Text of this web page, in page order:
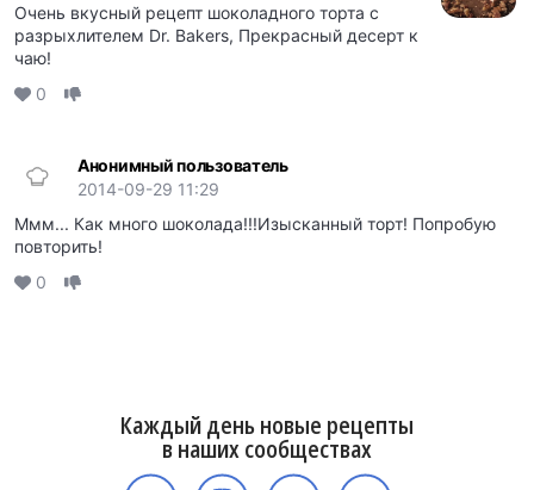
Очень вкусный рецепт шоколадного торта с
разрыхлителем Dr. Bakers, Прекрасный десерт к
чаю!
0
Анонимный пользователь
2014-09-29 11:29
Ммм... Как много шоколада!!!Изысканный торт! Попробую
повторить!
0
Каждый день новые рецепты
в наших сообществах